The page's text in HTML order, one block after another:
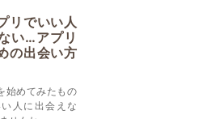
リでいい人
い…アプリ
の出会い方
始めてみたもの
人に出会えな